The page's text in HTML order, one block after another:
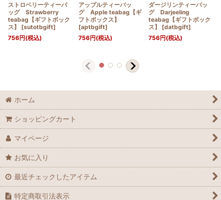
ストロベリーティーバ
ッグ Strawberry
teabag【ギフトボック
ス】
[sutotbgift]
756円(税込)
アップルティーバッ
グ Apple teabag【ギ
フトボックス】
[aptbgift]
756円(税込)
ダージリンティーバッ
グ Darjeeling
teabag【ギフトボック
ス】
[datbgift]
756円(税込)
ホーム
ショッピングカート
マイページ
お気に入り
最近チェックしたアイテム
特定商取引法表示